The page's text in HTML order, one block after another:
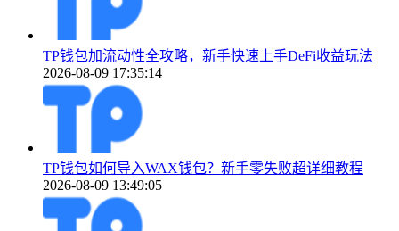
TP钱包加流动性全攻略，新手快速上手DeFi收益玩法
2026-08-09 17:35:14
TP钱包如何导入WAX钱包？新手零失败超详细教程
2026-08-09 13:49:05